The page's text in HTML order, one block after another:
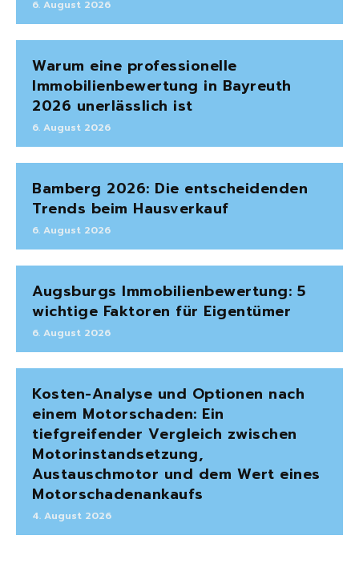
6. August 2026
Warum eine professionelle
Immobilienbewertung in Bayreuth
2026 unerlässlich ist
6. August 2026
Bamberg 2026: Die entscheidenden
Trends beim Hausverkauf
6. August 2026
Augsburgs Immobilienbewertung: 5
wichtige Faktoren für Eigentümer
6. August 2026
Kosten-Analyse und Optionen nach
einem Motorschaden: Ein
tiefgreifender Vergleich zwischen
Motorinstandsetzung,
Austauschmotor und dem Wert eines
Motorschadenankaufs
4. August 2026